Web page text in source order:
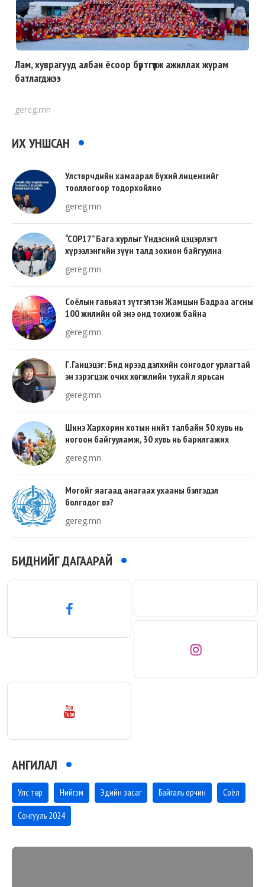
Лам, хуврагууд албан ёсоор бүртгүүлж ажиллах журам
батлагджээ
gereg.mn
ИХ УНШСАН
Улстөрчдийн хамаарал бүхий лицензийг
тооллогоор тодорхойлно
gereg.mn
“COP17” Бага хурлыг Үндэсний цэцэрлэгт
хүрээлэнгийн зүүн талд зохион байгуулна
gereg.mn
Соёлын гавьяат зүтгэлтэн Жамцын Бадраа агсны
100 жилийн ой энэ онд тохиож байна
gereg.mn
Г.Ганцэцэг: Бид ирээд дэлхийн сонгодог урлагтай
эн зэрэгцэж очих хөгжлийн тухай л ярьсан
gereg.mn
Шинэ Хархорин хотын нийт талбайн 50 хувь нь
ногоон байгууламж, 30 хувь нь барилгажих
gereg.mn
Могойг яагаад анагаах ухааны бэлгэдэл
болгодог вэ?
gereg.mn
БИДНИЙГ ДАГААРАЙ
АНГИЛАЛ
Улс төр Нийгэм Эдийн засаг Байгаль орчин Соёл
Сонгууль 2024